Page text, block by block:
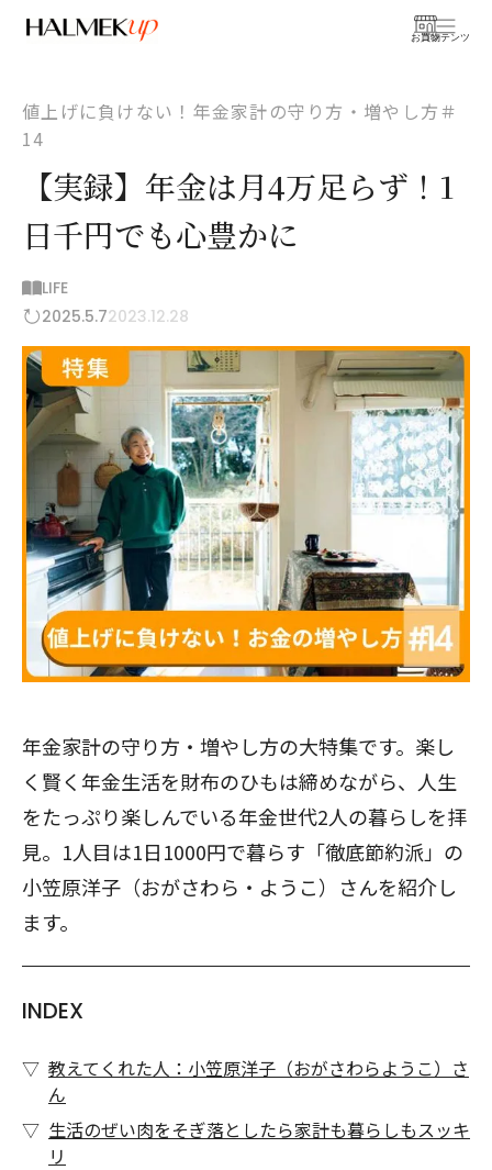
お買物
コンテンツ
値上げに負けない！年金家計の守り方・増やし方＃
14
【実録】年金は月4万足らず！1
日千円でも心豊かに
LIFE
2025.5.72023.12.28
年金家計の守り方・増やし方の大特集です。楽し
く賢く年金生活を財布のひもは締めながら、人生
をたっぷり楽しんでいる年金世代2人の暮らしを拝
見。1人目は1日1000円で暮らす「徹底節約派」の
小笠原洋子（おがさわら・ようこ）さんを紹介し
ます。
INDEX
教えてくれた人：小笠原洋子（おがさわらようこ）さ
ん
生活のぜい肉をそぎ落としたら家計も暮らしもスッキ
リ